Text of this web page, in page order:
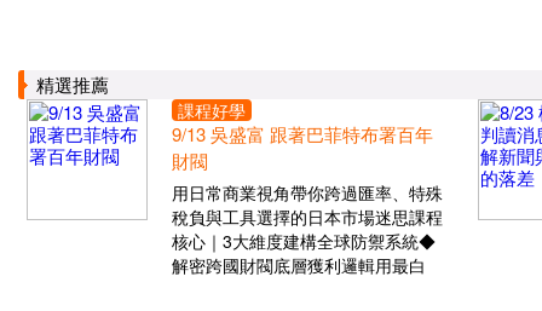
精選推薦
課程好學
9/13 吳盛富 跟著巴菲特布署百年
財閥
用日常商業視角帶你跨過匯率、特殊
稅負與工具選擇的日本市場迷思課程
核心｜3大維度建構全球防禦系統◆
解密跨國財閥底層獲利邏輯用最白